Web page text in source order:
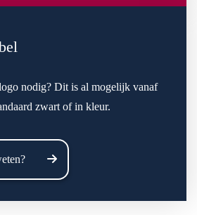
nodig? Dit is al mogelijk vanaf
zwart of in kleur.